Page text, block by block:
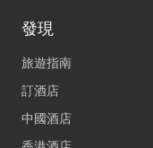
發現
旅遊指南
訂酒店
中國酒店